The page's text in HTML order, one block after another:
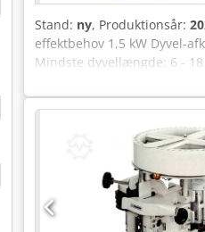
Stand: ny, Produktionsår:
effektbehov 1,5 kW Dyvel-
Mindste dyvellængde: 6 -
afkortninger/time - Trinløst
2900 o/min. - Savmotor:
Afdjha -
m³/time - Maskinramme af
H=1080 mm - Vægt: 390 kg